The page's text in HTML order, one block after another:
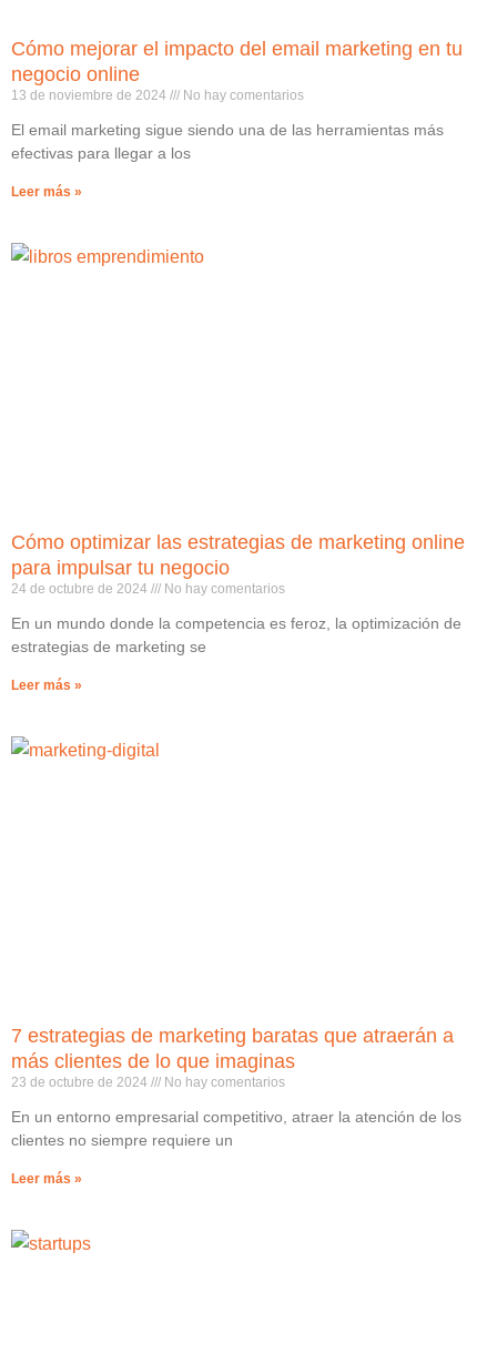
Cómo mejorar el impacto del email marketing en tu
negocio online
13 de noviembre de 2024 No hay comentarios
El email marketing sigue siendo una de las herramientas más
efectivas para llegar a los
Leer más »
Cómo optimizar las estrategias de marketing online
para impulsar tu negocio
24 de octubre de 2024 No hay comentarios
En un mundo donde la competencia es feroz, la optimización de
estrategias de marketing se
Leer más »
7 estrategias de marketing baratas que atraerán a
más clientes de lo que imaginas
23 de octubre de 2024 No hay comentarios
En un entorno empresarial competitivo, atraer la atención de los
clientes no siempre requiere un
Leer más »